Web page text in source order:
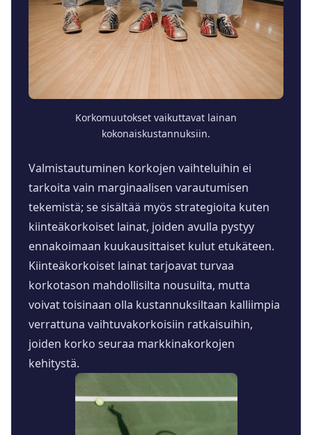
Korkomuutokset vaikuttavat lainan
kokonaiskustannuksiin.
Valmistautuminen korkojen vaihteluihin ei
tarkoita vain marginaalisen varautumisen
tekemistä; se sisältää myös strategioita kuten
kiinteäkorkoiset lainat, joiden avulla pystyy
ennakoimaan kuukausittaiset kulut etukäteen.
Kiinteäkorkoiset lainat tarjoavat turvaa
korkotason mahdollisilta nousuilta, mutta
voivat toisinaan olla kustannuksiltaan kalliimpia
verrattuna vaihtuvakorkoisiin ratkaisuihin,
joiden korko seuraa markkinakorkojen
kehitystä.